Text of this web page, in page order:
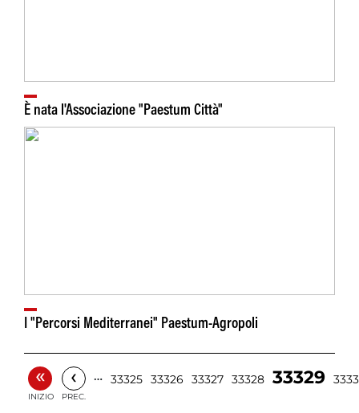
È nata l'Associazione "Paestum Città"
I "Percorsi Mediterranei" Paestum-Agropoli
«
INIZIO
‹
PREC.
… 33325 33326 33327 33328 33329